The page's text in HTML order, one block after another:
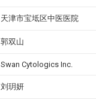
天津市宝坻区中医医院
郭双山
Swan Cytologics Inc.
刘玥妍